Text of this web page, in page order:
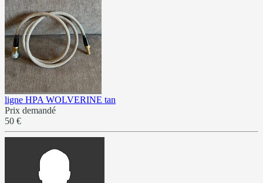
ligne HPA WOLVERINE tan
Prix demandé
50 €